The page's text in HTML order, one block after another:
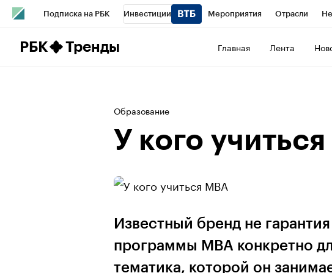
Подписка на РБК Инвестиции Мероприятия Отрасли
Школа управления РБК
РБК Тренды Главная Лента
Образование
У кого
Известный бренд не
программы МВА конкретно
тематика, которой он